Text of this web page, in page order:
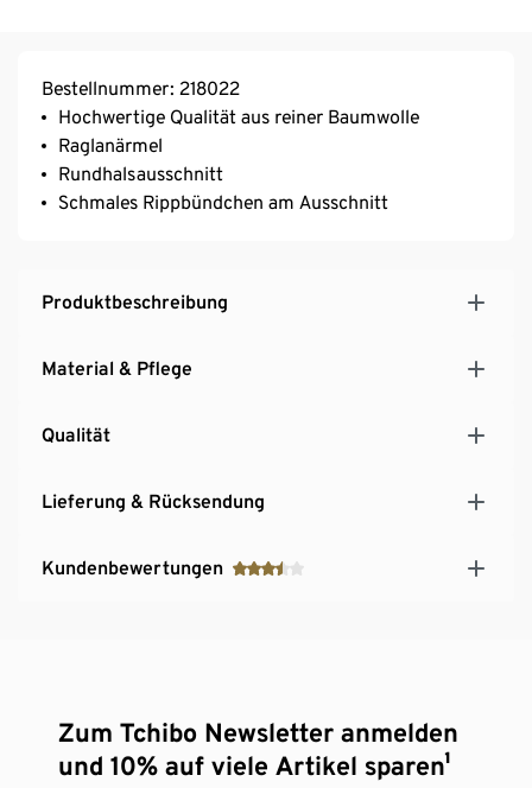
Bestellnummer: 218022
Hochwertige Qualität aus reiner Baumwolle
Raglanärmel
Rundhalsausschnitt
Schmales Rippbündchen am Ausschnitt
Produktbeschreibung
Material & Pflege
Qualität
Lieferung & Rücksendung
Kundenbewertungen
Zum Tchibo Newsletter anmelden
und 10% auf viele Artikel sparen¹